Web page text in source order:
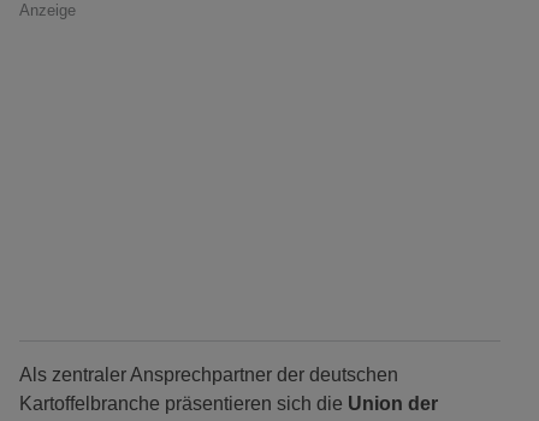
Anzeige
Als zentraler Ansprechpartner der deutschen
Kartoffelbranche präsentieren sich die Union der